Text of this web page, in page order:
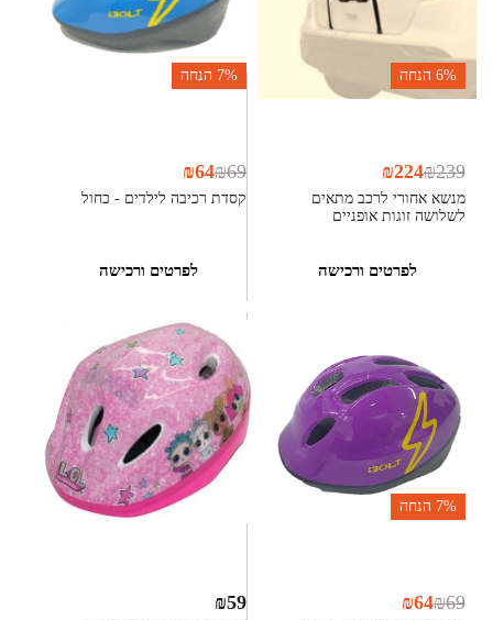
6% הנחה
מנשא אחורי לרכב מתאים
לשלושה זוגות אופניים
₪239
₪224
לפרטים ורכישה
7% הנחה
קסדת רכיבה לילדים - כחול
₪69
₪64
לפרטים ורכישה
7% הנחה
₪69
₪64
₪59